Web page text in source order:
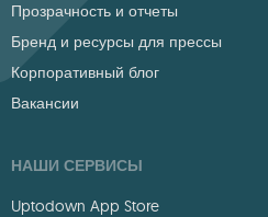
Прозрачность и отчеты
Бренд и ресурсы для прессы
Корпоративный блог
Вакансии
НАШИ СЕРВИСЫ
Uptodown App Store